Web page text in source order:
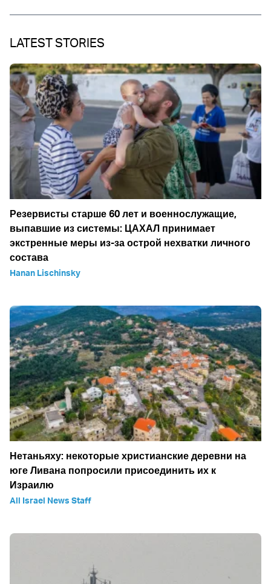
LATEST STORIES
Резервисты старше 60 лет и военнослужащие,
выпавшие из системы: ЦАХАЛ принимает
экстренные меры из-за острой нехватки личного
состава
Hanan Lischinsky
Нетаньяху: некоторые христианские деревни на
юге Ливана попросили присоединить их к
Израилю
All Israel News Staff